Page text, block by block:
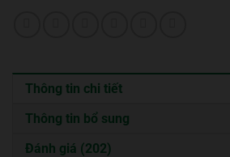
Thông tin chi tiết
Thông tin bổ sung
Đánh giá (202)